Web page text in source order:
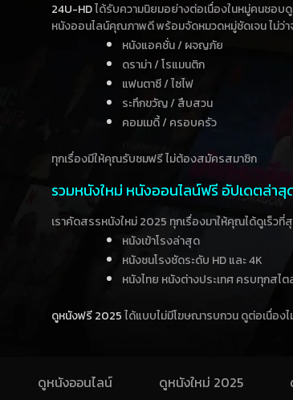
24U-HDได้รับความนิยมอย่างต่อเนื่องในหมู่คนชอบดู
หนังออนไลน์คุณภาพดี พร้อมจัดหมวดหมู่ชัดเจน ไม่ว่า
หนังแอคชั่น / ผจญภัย
ดราม่า / โรแมนติก
แฟนตาซี / ไซไฟ
ระทึกขวัญ / สืบสวน
คอมเมดี้ / ครอบครัว
ทุกเรื่องมีให้คุณรับชมฟรี ไม่ต้องสมัครสมาชิก
รวมหนังใหม่ หนังออนไลน์ฟรี อัปเดตล่าสุ
เราคัดสรรหนังใหม่ 2025 ทุกเรื่องมาให้คุณได้ดูเร็วที่สุ
หนังเข้าโรงล่าสุด
หนังชนโรงชัดระดับ HD และ 4K
หนังไทย หนังต่างประเทศ ครบทุกสไต
ดูหนังฟรี 2025ได้แบบไม่มีโฆษณารบกวน ดูต่อเนื่อง
ดูหนังออนไลน์ ดูหนังใหม่ 2025